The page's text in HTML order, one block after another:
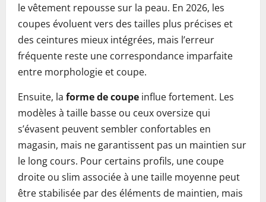
le vêtement repousse sur la peau. En 2026, les
coupes évoluent vers des tailles plus précises et
des ceintures mieux intégrées, mais l’erreur
fréquente reste une correspondance imparfaite
entre morphologie et coupe.
Ensuite, la forme de coupe influe fortement. Les
modèles à taille basse ou ceux oversize qui
s’évasent peuvent sembler confortables en
magasin, mais ne garantissent pas un maintien sur
le long cours. Pour certains profils, une coupe
droite ou slim associée à une taille moyenne peut
être stabilisée par des éléments de maintien, mais